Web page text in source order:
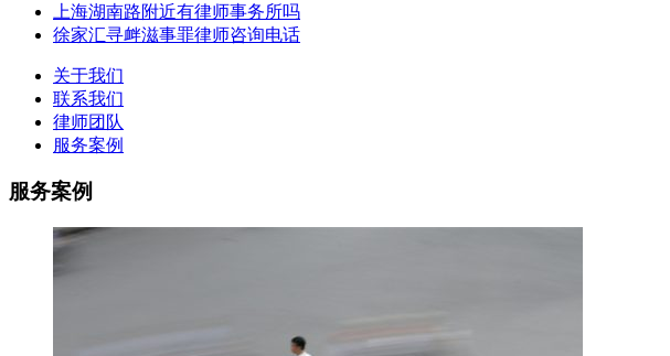
上海湖南路附近有律师事务所吗
徐家汇寻衅滋事罪律师咨询电话
关于我们
联系我们
律师团队
服务案例
服务案例